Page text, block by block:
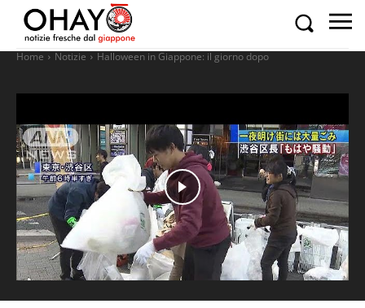
Home Notizie Halloween in Giappone: il giorno dopo